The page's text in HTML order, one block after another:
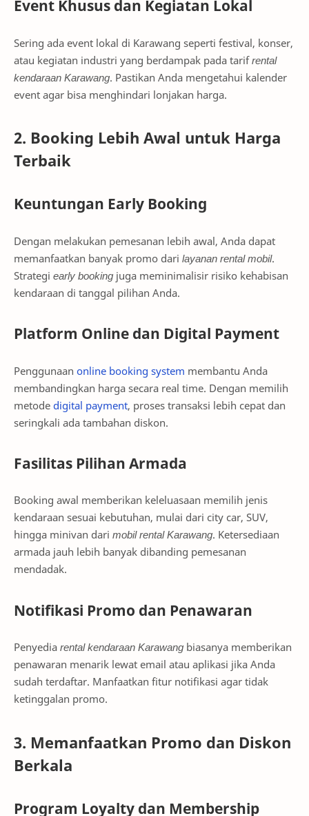
Event Khusus dan Kegiatan Lokal
Sering ada event lokal di Karawang seperti festival, konser,
atau kegiatan industri yang berdampak pada tarifrental
kendaraan Karawang. Pastikan Anda mengetahui kalender
event agar bisa menghindari lonjakan harga.
2. Booking Lebih Awal untuk Harga
Terbaik
Keuntungan Early Booking
Dengan melakukan pemesanan lebih awal, Anda dapat
memanfaatkan banyak promo dari layanan rental mobil.
Strategi early booking juga meminimalisir risiko kehabisan
kendaraan di tanggal pilihan Anda.
Platform Online dan Digital Payment
Penggunaan online booking system membantu Anda
membandingkan harga secara real time. Dengan memilih
metode digital payment, proses transaksi lebih cepat dan
seringkali ada tambahan diskon.
Fasilitas Pilihan Armada
Booking awal memberikan keleluasaan memilih jenis
kendaraan sesuai kebutuhan, mulai dari city car, SUV,
hingga minivan dari mobil rental Karawang. Ketersediaan
armada jauh lebih banyak dibanding pemesanan
mendadak.
Notifikasi Promo dan Penawaran
Penyedia rental kendaraan Karawang biasanya memberikan
penawaran menarik lewat email atau aplikasi jika Anda
sudah terdaftar. Manfaatkan fitur notifikasi agar tidak
ketinggalan promo.
3. Memanfaatkan Promo dan Diskon
Berkala
Program Loyalty dan Membership